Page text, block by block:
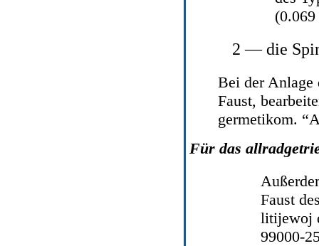
2 — die
Bei der Anlage
Faust,
germetikom.
Für das
Faust
litijewoj
99000-